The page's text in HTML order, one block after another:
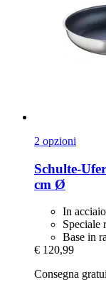
2 opzioni
Schulte-Ufer
cm Ø
In
Speciale
Base in
€ 120,99
Consegna